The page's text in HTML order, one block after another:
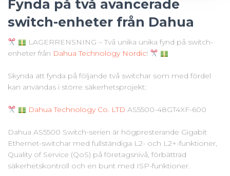
Fynda på två avancerade
switch-enheter från Dahua
LAGERRENSNING – Två unika unika fynd på switch-
enheter från Dahua Technology Nordic!
Skynda att fynda på följande två switchar som med fördel
kan användas i större säkerhetsprojekt:
Dahua Technology Co. LTD AS5500-48GT4XF-600
Dahua AS5500 Switch-serien är högpresterande Gigabit
Ethernet-switchar med fullständiga L2- och L2+-funktioner,
Quality of Service (QoS) på företagsnivå, förbättrad
säkerhetskontroll och en bunt med ISP-funktioner.